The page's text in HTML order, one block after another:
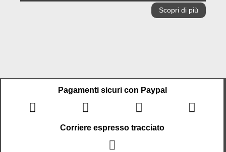
Scopri di più
Pagamenti sicuri con Paypal
Corriere espresso tracciato